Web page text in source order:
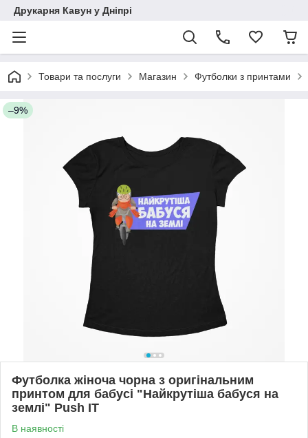
Друкарня Кавун у Дніпрі
Товари та послуги Магазин Футболки з принтами
–9%
Футболка жіноча чорна з оригінальним
принтом для бабусі "Найкрутіша бабуся на
землі" Push IT
В наявності